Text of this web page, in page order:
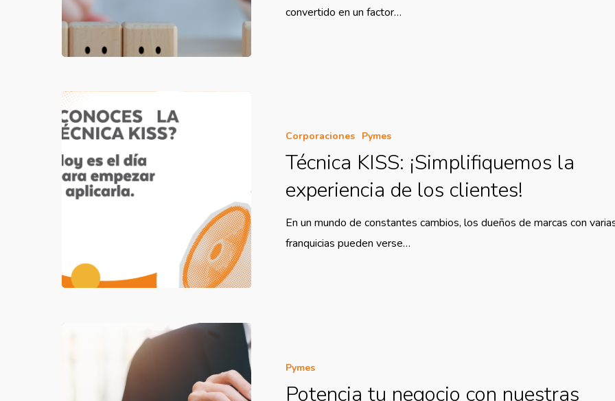
convertido en un factor…
Corporaciones Pymes
Técnica KISS: ¡Simplifiquemos la
experiencia de los clientes!
En un mundo de constantes cambios, los dueños de marcas con
franquicias pueden verse…
Pymes
Potencia tu negocio con nuestras